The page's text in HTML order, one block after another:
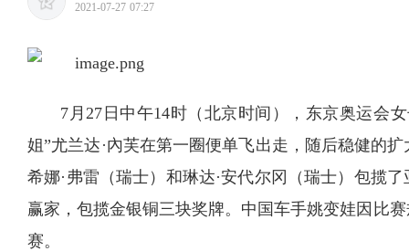
2021-07-27 07:27
7月27日中午14时（北京时间），东京奥运会
姐”尤兰达·內芙在第一圈便单飞出走，随后稳健的
希娜·弗雷（瑞士）和琳达·安代尔冈（瑞士）包揽
赢家，包揽金银铜三块奖牌。中国车手姚变娃因比
赛。